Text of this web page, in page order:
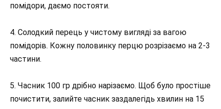
помідори, даємо постояти.
4. Солодкий перець у чистому вигляді за вагою
помідорів. Кожну половинку перцю розрізаємо на 2-3
частини.
5. Часник 100 гр дрібно нарізаємо. Щоб було простіше
почистити, залийте часник заздалегідь хвилин на 15